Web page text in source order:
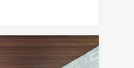
de Gràcia, ofereix accés
del món, el
i sofisticació, aquest
arquitectura
i una atenció al